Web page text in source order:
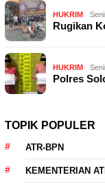
HUKRIM
Rugikan
HUKRIM
Polres
TOPIK POPULER
ATR-BPN
KEMENTERIAN